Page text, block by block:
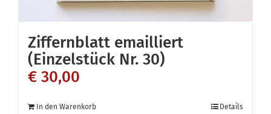
Ziffernblatt emailliert
(Einzelstück Nr. 30)
€ 30,00
In den Warenkorb Details